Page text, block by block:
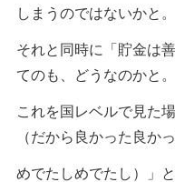
しまうのではないかと。
それと同時に「貯金は
てのも、どうなのかと。
これを国レベルで見た
（だから良かった良かっ
めでたしめでたし）」